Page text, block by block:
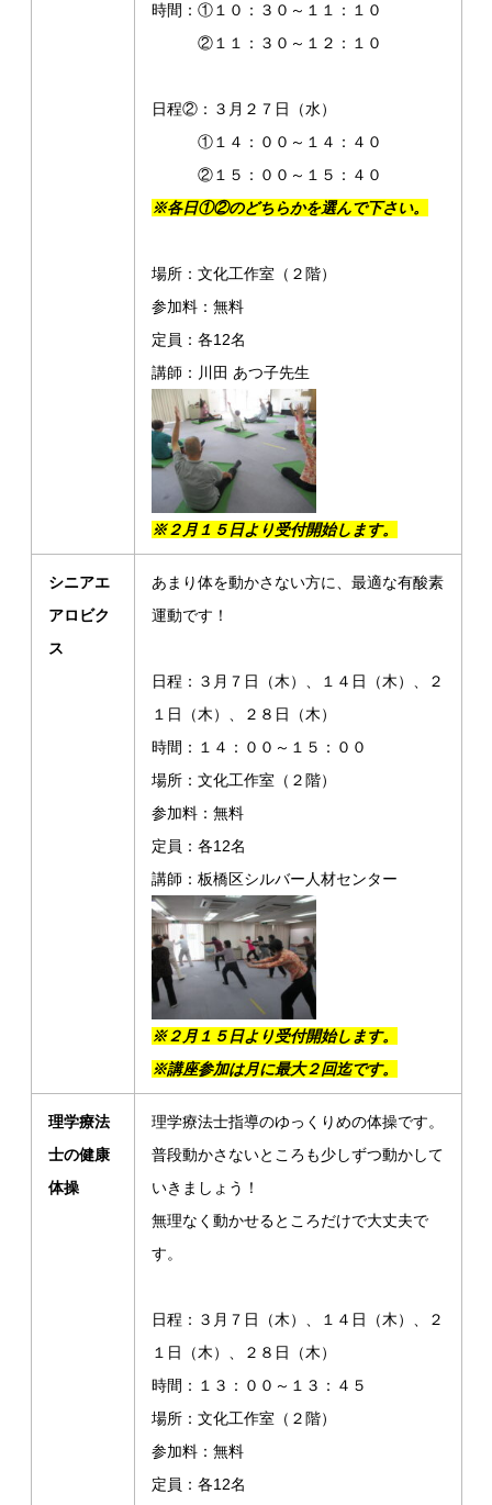
時間：①１０：３０～１１：１０
②１１：３０～１２：１０
日程②：３月２７日（水）
①１４：００～１４：４０
②１５：００～１５：４０
※各日①②のどちらかを選んで下さい。
場所：文化工作室（２階）
参加料：無料
定員：各12名
講師：川田 あつ子先生
※２月１５日より受付開始します。
シニアエ
アロビク
ス
あまり体を動かさない方に、最適な有酸素
運動です！
日程：３月７日（木）、１４日（木）、２
１日（木）、２８日（木）
時間：１４：００～１５：００
場所：文化工作室（２階）
参加料：無料
定員：各12名
講師：板橋区シルバー人材センター
※２月１５日より受付開始します。
※講座参加は月に最大２回迄です。
理学療法
士の健康
体操
理学療法士指導のゆっくりめの体操です。
普段動かさないところも少しずつ動かして
いきましょう！
無理なく動かせるところだけで大丈夫で
す。
日程：３月７日（木）、１４日（木）、２
１日（木）、２８日（木）
時間：１３：００～１３：４５
場所：文化工作室（２階）
参加料：無料
定員：各12名